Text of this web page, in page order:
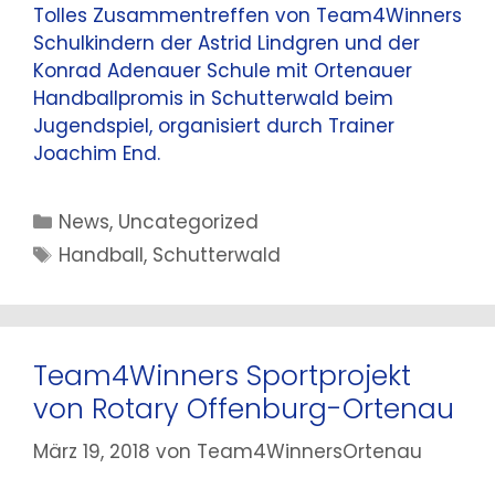
Tolles Zusammentreffen von Team4Winners
Schulkindern der Astrid Lindgren und der
Konrad Adenauer Schule mit Ortenauer
Handballpromis in Schutterwald beim
Jugendspiel, organisiert durch Trainer
Joachim End.
Kategorien
News, Uncategorized
Schlagwörter
Handball, Schutterwald
Team4Winners Sportprojekt
von Rotary Offenburg-Ortenau
März 19, 2018 von Team4WinnersOrtenau